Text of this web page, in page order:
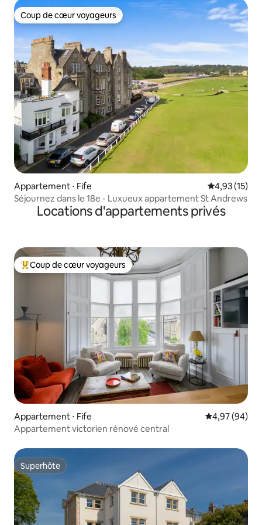
Coup de cœur voyageurs
Coup de cœur voyageurs
Appartement ⋅ Fife Évaluation
4,93 (15)
Séjournez dans le 18e - Luxueux appartement St Andrews
Locations d'appartements privés
Coups de cœur voyageurs les plus appréciés
Coup de cœur voyageurs
Appartement ⋅ Fife Évaluation
4,97 (94)
Appartement victorien rénové central
Superhôte
Superhôte